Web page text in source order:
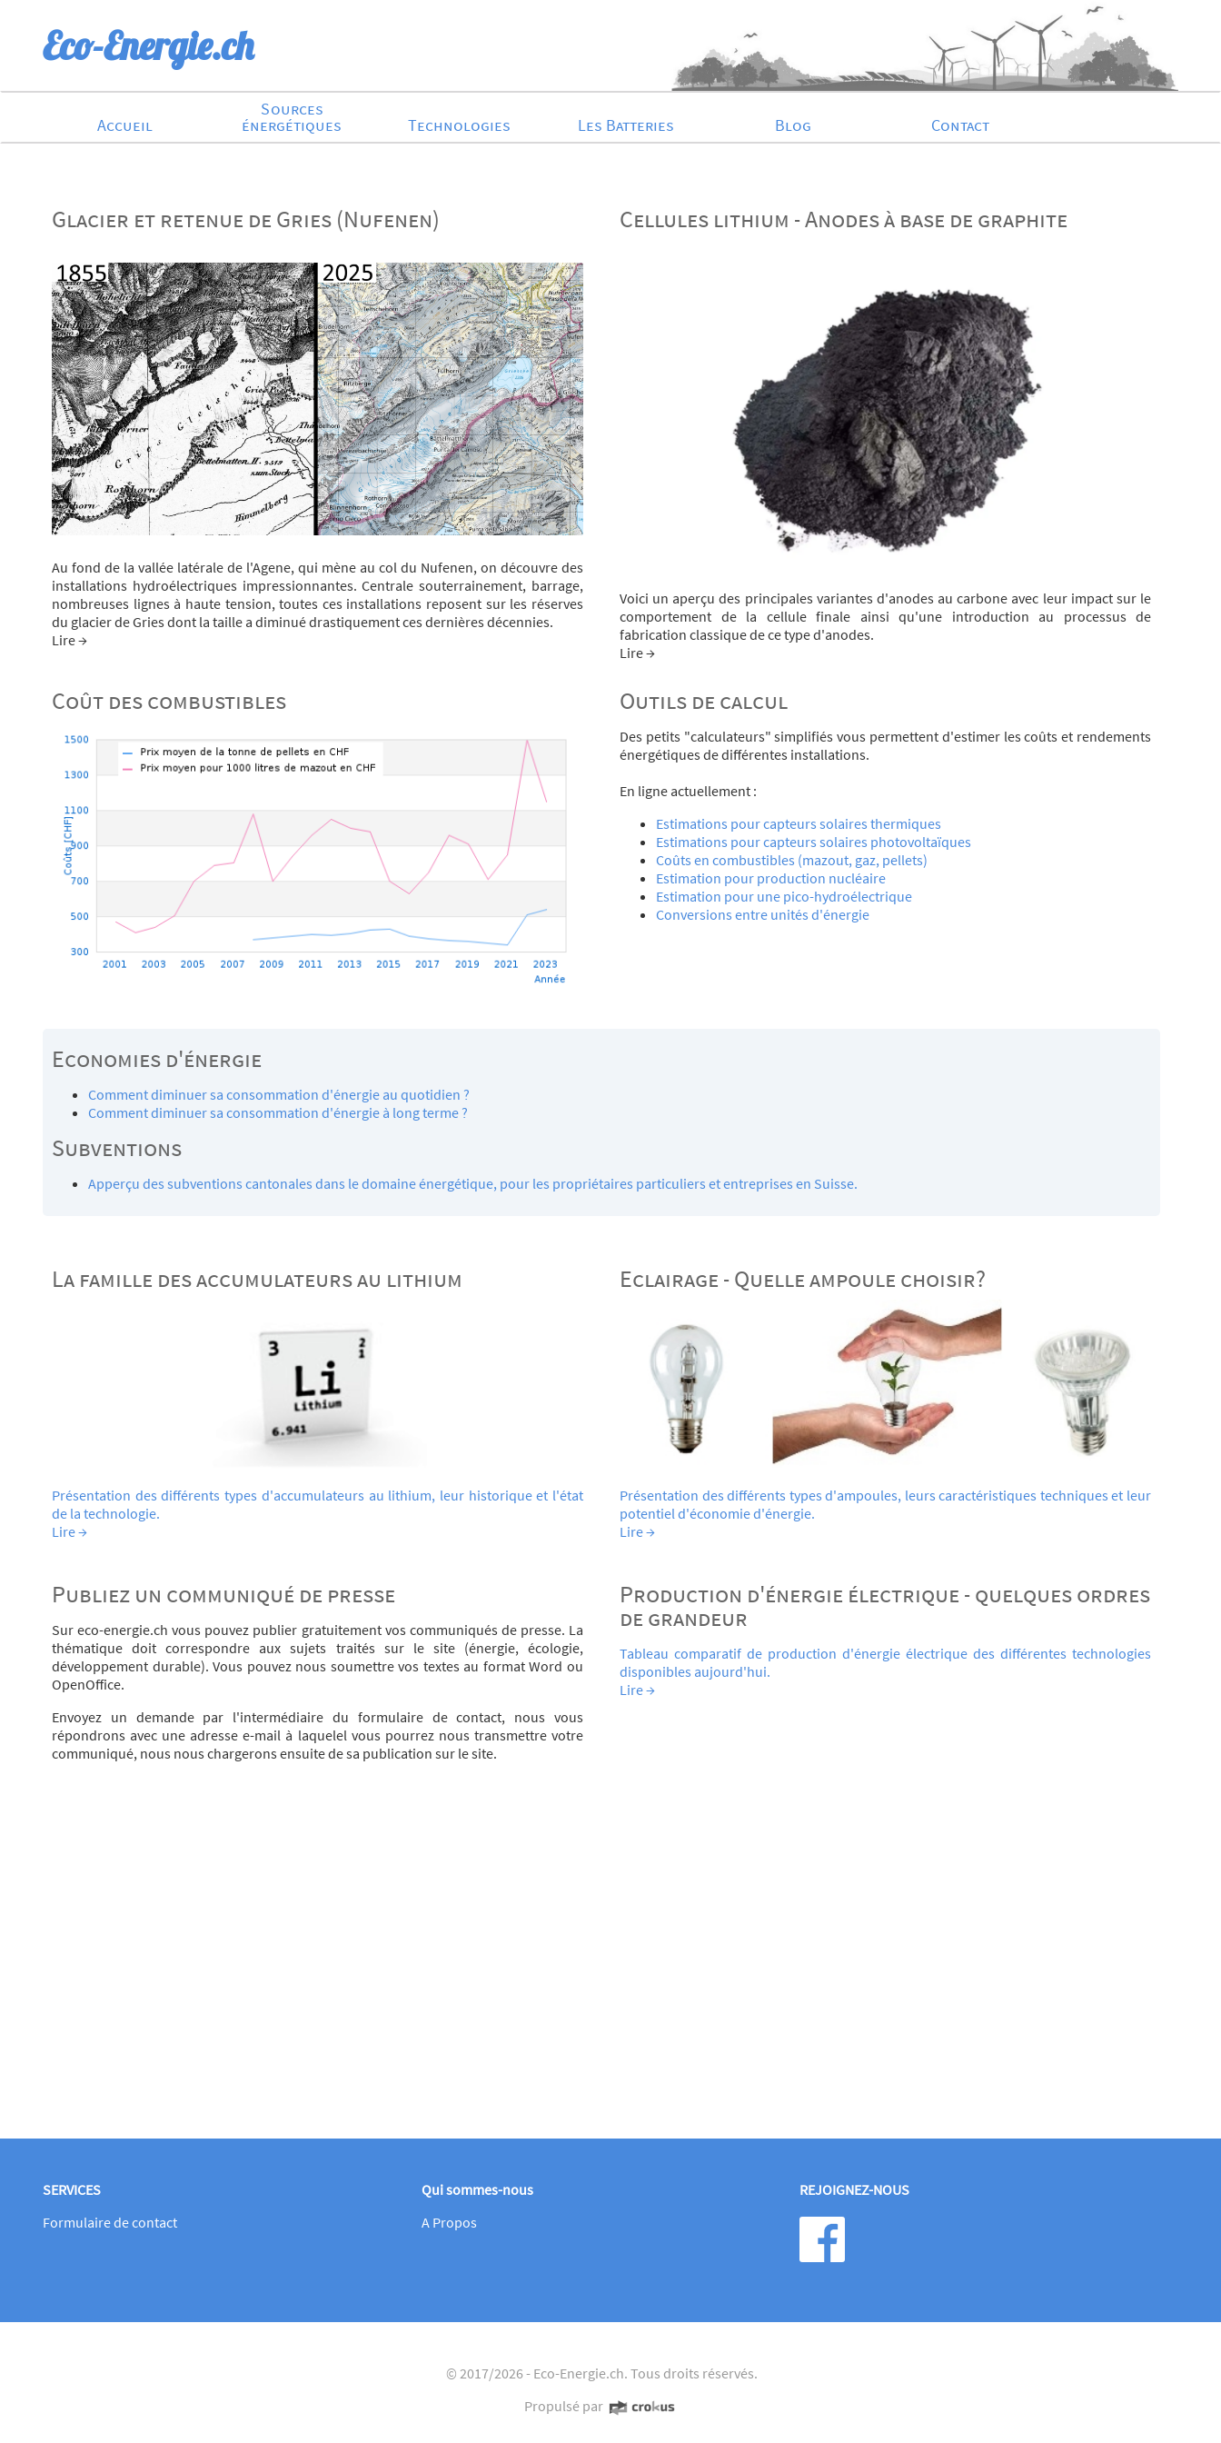
Eco-Energie.ch
Accueil
Sources
énergétiques Technologies Les Batteries Blog Contact
Glacier et retenue de Gries (Nufenen)
Au fond de la vallée latérale de l'Agene, qui mène au col du Nufenen, on découvre des
installations hydroélectriques impressionnantes. Centrale souterrainement, barrage,
nombreuses lignes à haute tension, toutes ces installations reposent sur les réserves
du glacier de Gries dont la taille a diminué drastiquement ces dernières décennies.
Lire →
Cellules lithium - Anodes à base de graphite
Voici un aperçu des principales variantes d'anodes au carbone avec leur impact sur le
comportement de la cellule finale ainsi qu'une introduction au processus de
fabrication classique de ce type d'anodes.
Lire →
Coût des combustibles Outils de calcul
Des petits "calculateurs" simplifiés vous permettent d'estimer les coûts et rendements
énergétiques de différentes installations.
En ligne actuellement :
Estimations pour capteurs solaires thermiques
Estimations pour capteurs solaires photovoltaïques
Coûts en combustibles (mazout, gaz, pellets)
Estimation pour production nucléaire
Estimation pour une pico-hydroélectrique
Conversions entre unités d'énergie
Economies d'énergie
Comment diminuer sa consommation d'énergie au quotidien ?
Comment diminuer sa consommation d'énergie à long terme ?
Subventions
Apperçu des subventions cantonales dans le domaine énergétique, pour les propriétaires particuliers et entreprises en Suisse.
La famille des accumulateurs au lithium
Présentation des différents types d'accumulateurs au lithium, leur historique et l'état
de la technologie.
Lire →
Eclairage - Quelle ampoule choisir?
Présentation des différents types d'ampoules, leurs caractéristiques techniques et leur
potentiel d'économie d'énergie.
Lire →
Publiez un communiqué de presse
Sur eco-energie.ch vous pouvez publier gratuitement vos communiqués de presse. La
thématique doit correspondre aux sujets traités sur le site (énergie, écologie,
développement durable). Vous pouvez nous soumettre vos textes au format Word ou
OpenOffice.
Envoyez un demande par l'intermédiaire du formulaire de contact, nous vous
répondrons avec une adresse e-mail à laquelel vous pourrez nous transmettre votre
communiqué, nous nous chargerons ensuite de sa publication sur le site.
Production d'énergie électrique - quelques ordres
de grandeur
Tableau comparatif de production d'énergie électrique des différentes technologies
disponibles aujourd'hui.
Lire →
SERVICES
Formulaire de contact
Qui sommes-nous
A Propos
REJOIGNEZ-NOUS
© 2017/2026 - Eco-Energie.ch. Tous droits réservés.
Propulsé par